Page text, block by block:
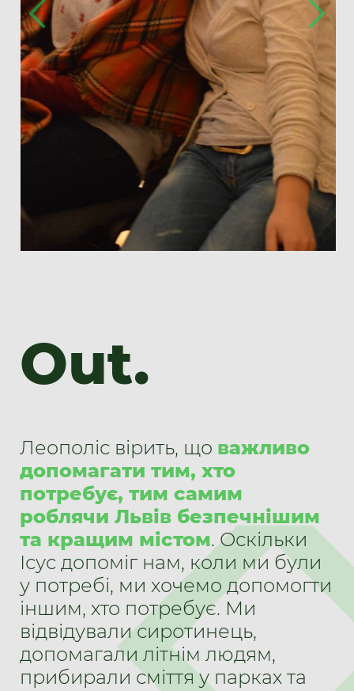
Out.
Леополіс вірить, що важливо
допомагати тим, хто
потребує, тим самим
роблячи Львів безпечнішим
та кращим містом. Оскільки
Ісус допоміг нам, коли ми були
у потребі, ми хочемо допомогти
іншим, хто потребує. Ми
відвідували сиротинець,
допомагали літнім людям,
прибирали сміття у парках та